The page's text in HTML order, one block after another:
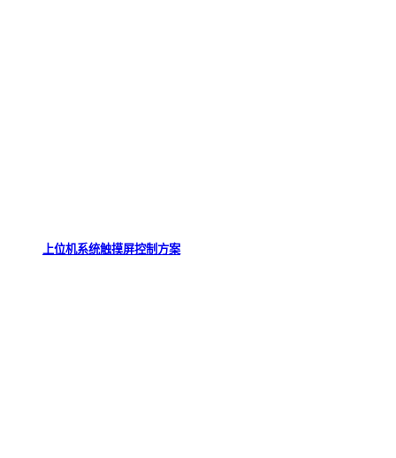
上位机系统触摸屏控制方案